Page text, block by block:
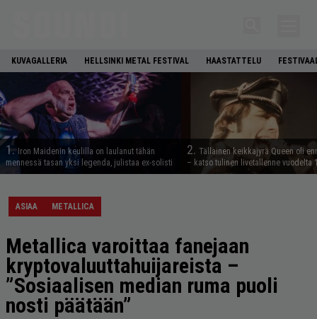
KUVAGALLERIA HELLSINKI METAL FESTIVAL HAASTATTELU
1. Iron Maidenin keulilla on laulanut tähän
mennessä tasan yksi legenda, julistaa ex-solisti
2. Tällainen keikkajyrä Queen oli
– katso tulinen livetallenne vuodelta
ASIAA METALLICA
Metallica varoittaa fanejaan
kryptovaluuttahuijareista –
”Sosiaalisen median ruma puoli
nosti päätään”